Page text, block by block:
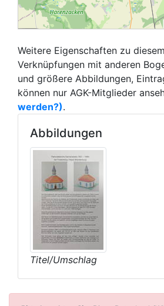
Weitere Eigenschaften zu
Verknüpfungen mit anderen
und größere Abbildungen,
können nur AGK-Mitglieder
werden?).
Abbildungen
Titel/Umschlag